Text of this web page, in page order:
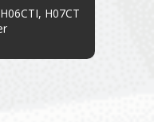
H07CT